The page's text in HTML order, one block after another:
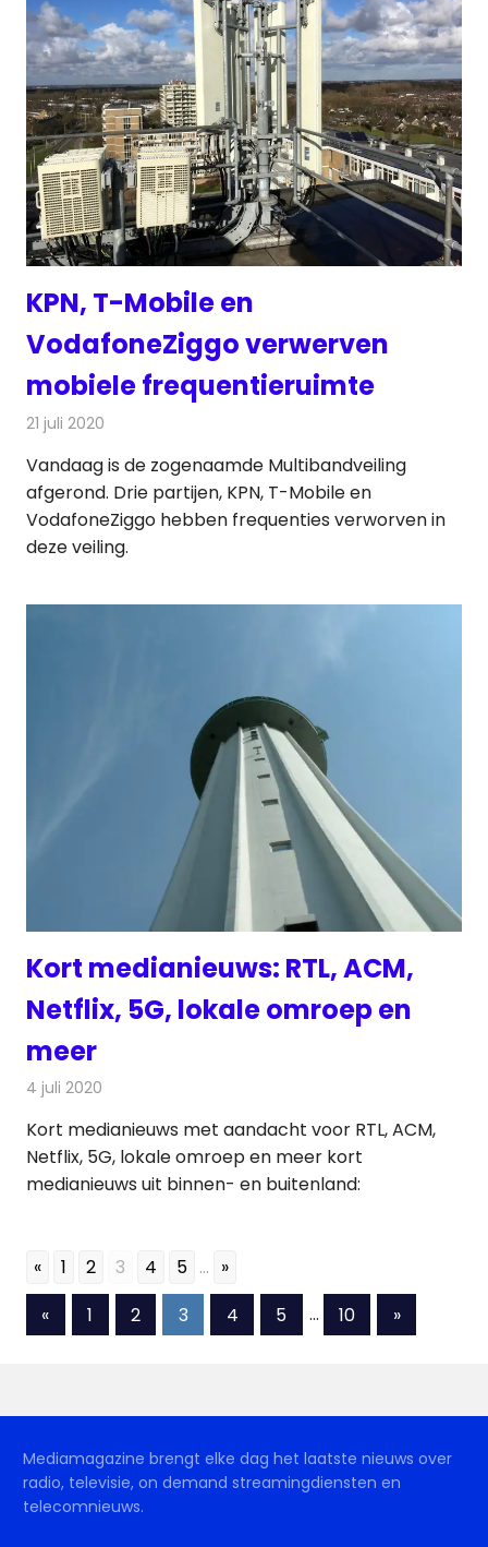
KPN, T-Mobile en
VodafoneZiggo verwerven
mobiele frequentieruimte
21 juli 2020
Vandaag is de zogenaamde Multibandveiling
afgerond. Drie partijen, KPN, T-Mobile en
VodafoneZiggo hebben frequenties verworven in
deze veiling.
Kort medianieuws: RTL, ACM,
Netflix, 5G, lokale omroep en
meer
4 juli 2020
Kort medianieuws met aandacht voor RTL, ACM,
Netflix, 5G, lokale omroep en meer kort
medianieuws uit binnen- en buitenland:
« 1 2 3 4 5 ... »
Berichten
«Vorige
berichten
1 2 3 4 5 … 10
Volgende
berichten
»
Mediamagazine brengt elke dag het laatste nieuws over
radio, televisie, on demand streamingdiensten en
telecomnieuws.